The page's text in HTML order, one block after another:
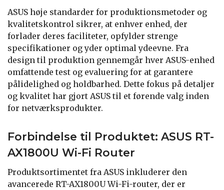
ASUS høje standarder for produktionsmetoder og
kvalitetskontrol sikrer, at enhver enhed, der
forlader deres faciliteter, opfylder strenge
specifikationer og yder optimal ydeevne. Fra
design til produktion gennemgår hver ASUS-enhed
omfattende test og evaluering for at garantere
pålidelighed og holdbarhed. Dette fokus på detaljer
og kvalitet har gjort ASUS til et førende valg inden
for netværksprodukter.
Forbindelse til Produktet: ASUS RT-
AX1800U Wi-Fi Router
Produktsortimentet fra ASUS inkluderer den
avancerede RT-AX1800U Wi-Fi-router, der er